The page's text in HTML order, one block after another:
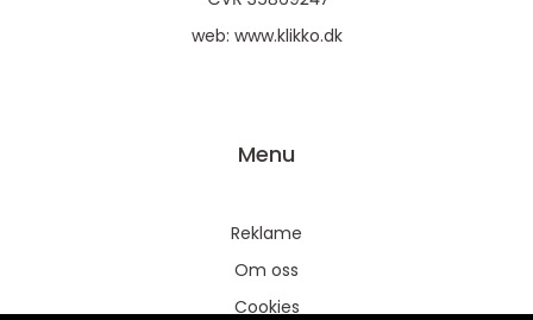
web: www.klikko.dk
Menu
Reklame
Om oss
Cookies